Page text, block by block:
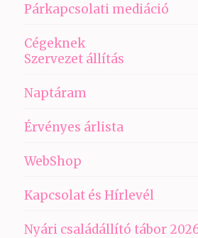
Párkapcsolati mediáció
Cégeknek
Szervezet állítás
Naptáram
Érvényes árlista
WebShop
Kapcsolat és Hírlevél
Nyári családállító tábor